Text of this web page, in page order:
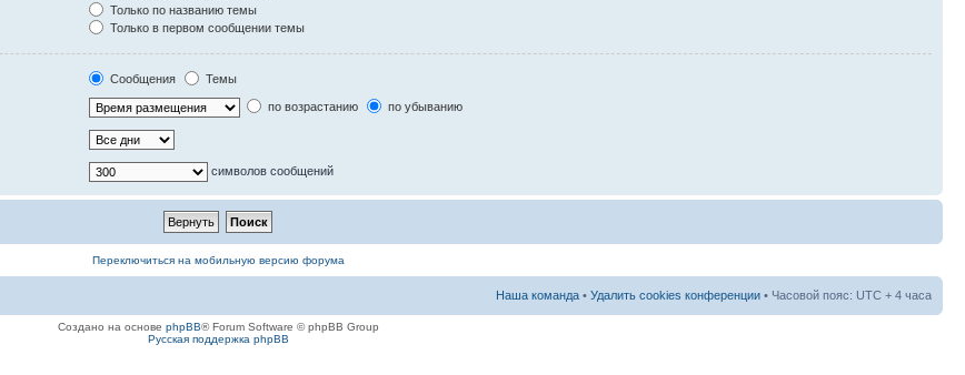
Только по названию темы
Только в первом сообщении темы
Сообщения
Темы
по возрастанию по убыванию
символов сообщений
Переключиться на мобильную версию форума
Наша команда • Удалить cookies конференции • Часовой пояс: UTC + 4 часа
Создано на основе phpBB® Forum Software © phpBB Group
Русская поддержка phpBB